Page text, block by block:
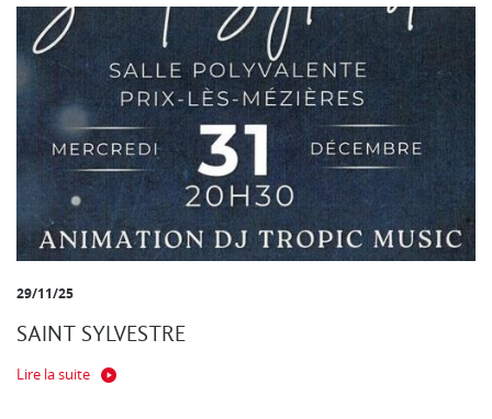
29/11/25
SAINT SYLVESTRE
Lire la suite